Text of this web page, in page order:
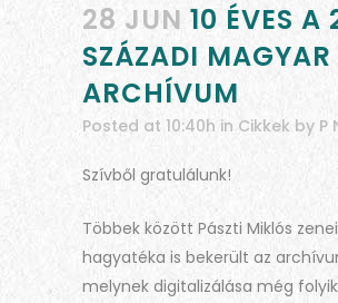
28 JUN 10 ÉVES A
SZÁZADI MAGYAR
ARCHÍVUM
Posted at 10:40h in Cikkek by P
Szívből gratulálunk!
Többek között Pászti Miklós zenei
hagyatéka is bekerült az
melynek digitalizálása még